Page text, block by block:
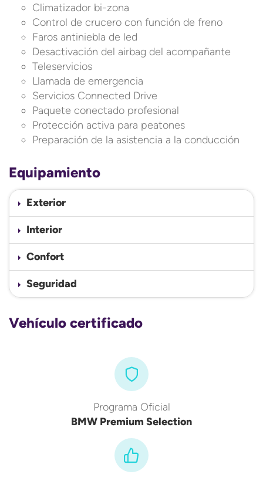
Climatizador bi-zona
Control de crucero con función de freno
Faros antiniebla de led
Desactivación del airbag del acompañante
Teleservicios
Llamada de emergencia
Servicios Connected Drive
Paquete conectado profesional
Protección activa para peatones
Preparación de la asistencia a la conducción
Equipamiento
Exterior
Interior
Confort
Seguridad
Vehículo certificado
Programa Oficial
BMW Premium Selection